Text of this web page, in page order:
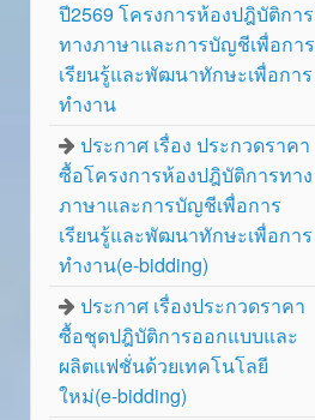
ปี2569 โครงการห้องปฎิบัติการ
ทางภาษาและการบัญชีเพื่อการ
เรียนรู้และพัฒนาทักษะเพื่อการ
ทำงาน
ประกาศ เรื่อง ประกวดราคา
ซื้อโครงการห้องปฎิบัติการทาง
ภาษาและการบัญชีเพื่อการ
เรียนรู้และพัฒนาทักษะเพื่อการ
ทำงาน(e-bidding)
ประกาศ เรื่องประกวดราคา
ซื้อชุดปฎิบัติการออกแบบและ
ผลิตแฟชั่นด้วยเทคโนโลยี
ใหม่(e-bidding)